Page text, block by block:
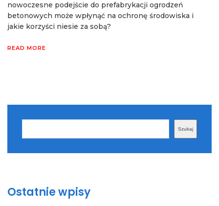
nowoczesne podejście do prefabrykacji ogrodzeń
betonowych może wpłynąć na ochronę środowiska i
jakie korzyści niesie za sobą?
READ MORE
Szukaj
Ostatnie wpisy